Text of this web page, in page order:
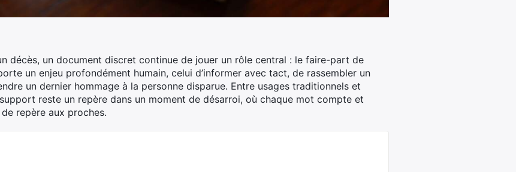
décès, un document discret continue de jouer un rôle central : le faire-part de
un enjeu profondément humain, celui d’informer avec tact, de rassembler un
un dernier hommage à la personne disparue. Entre usages traditionnels et
reste un repère dans un moment de désarroi, où chaque mot compte et
repère aux proches.